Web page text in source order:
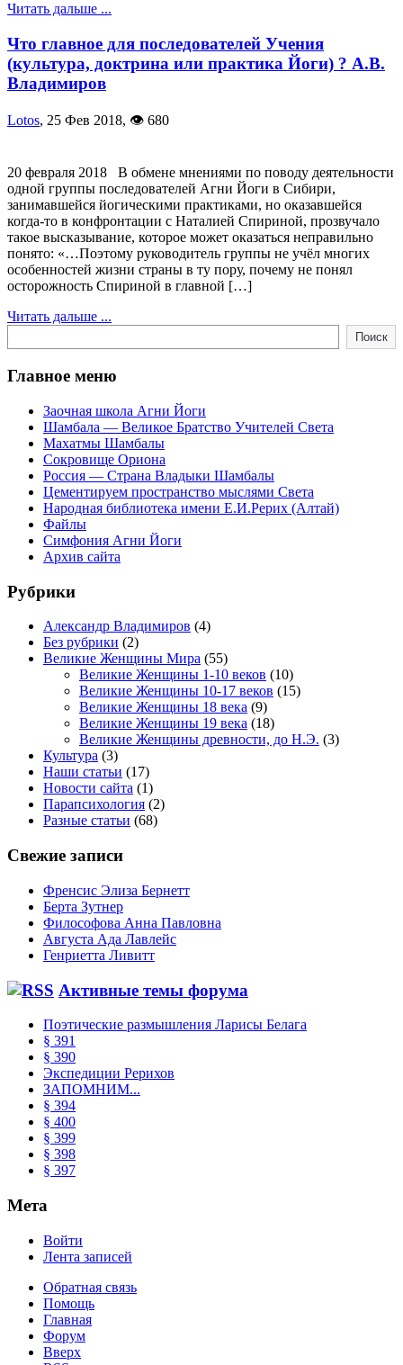
Читать дальше ...
Что главное для последователей Учения
(культура, доктрина или практика Йоги) ? А.В.
Владимиров
Lotos, 25 Фев 2018, 👁 680
20 февраля 2018 В обмене мнениями по поводу деятельности
одной группы последователей Агни Йоги в Сибири,
занимавшейся йогическими практиками, но оказавшейся
когда-то в конфронтации с Наталией Спириной, прозвучало
такое высказывание, которое может оказаться неправильно
понято: «…Поэтому руководитель группы не учёл многих
особенностей жизни страны в ту пору, почему не понял
осторожность Спириной в главной […]
Читать дальше ...
Поиск
Главное меню
Заочная школа Агни Йоги
Шамбала — Великое Братство Учителей Света
Махатмы Шамбалы
Сокровище Ориона
Россия — Страна Владыки Шамбалы
Цементируем пространство мыслями Света
Народная библиотека имени Е.И.Рерих (Алтай)
Файлы
Симфония Агни Йоги
Архив сайта
Рубрики
Александр Владимиров (4)
Без рубрики (2)
Великие Женщины Мира (55)
Великие Женщины 1-10 веков (10)
Великие Женщины 10-17 веков (15)
Великие Женщины 18 века (9)
Великие Женщины 19 века (18)
Великие Женщины древности, до Н.Э. (3)
Культура (3)
Наши статьи (17)
Новости сайта (1)
Парапсихология (2)
Разные статьи (68)
Свежие записи
Френсис Элиза Бернетт
Берта Зутнер
Философова Анна Павловна
Августа Ада Лавлейс
Генриетта Ливитт
Активные темы форума
Поэтические размышления Ларисы Белага
§ 391
§ 390
Экспедиции Рерихов
ЗАПОМНИМ...
§ 394
§ 400
§ 399
§ 398
§ 397
Мета
Войти
Лента записей
Обратная связь
Помощь
Главная
Форум
Вверх